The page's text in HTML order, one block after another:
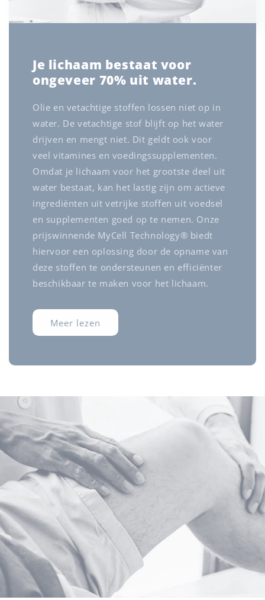
Je lichaam bestaat voor
ongeveer 70% uit water.
Olie en vetachtige stoffen lossen niet op in
water. De vetachtige stof blijft op het water
drijven en mengt niet. Dit geldt ook voor
veel vitamines en voedingssupplementen.
Omdat je lichaam voor het grootste deel uit
water bestaat, kan het lastig zijn om actieve
ingrediënten uit vetrijke stoffen uit voedsel
en supplementen goed op te nemen. Onze
prijswinnende MyCell Technology® biedt
hiervoor een oplossing door de opname van
deze stoffen te ondersteunen en efficiënter
beschikbaar te maken voor het lichaam.
Meer lezen